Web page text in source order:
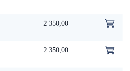
2 350,00
2 350,00